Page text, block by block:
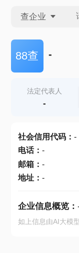
查企业
查企业
查产地
88查 -
法定代表人
-
社会信用代码： -
电话： -
邮箱： -
地址： -
企业信息概览：
如上信息由AI大模